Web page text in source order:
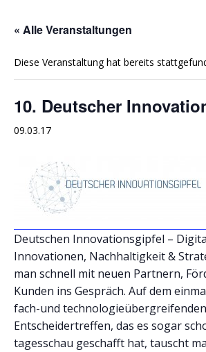
« Alle Veranstaltungen
Diese Veranstaltung hat bereits
10. Deutscher
09.03.17
Deutschen Innovationsgipfel –
Innovationen, Nachhaltigkeit &
man schnell mit neuen Partnern,
Kunden ins Gespräch. Auf dem
fach-und technologieübergreifenden
Entscheidertreffen, das es sogar
tagesschau geschafft hat, tauscht